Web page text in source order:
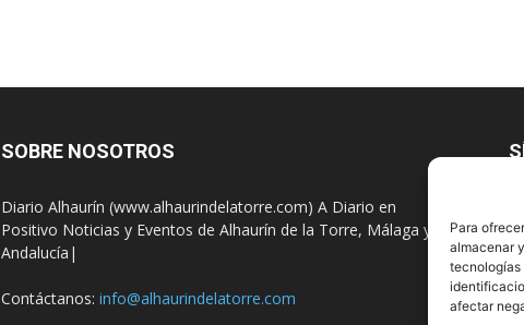
Para
almacenar
tecnologías
afectar
SOBRE NOSOTROS
Diario Alhaurín (www.alhaurindelatorre.com) A Diario en
Positivo Noticias y Eventos de Alhaurín de la Torre, Málaga y
Andalucía|
Contáctanos: info@alhaurindelatorre.com